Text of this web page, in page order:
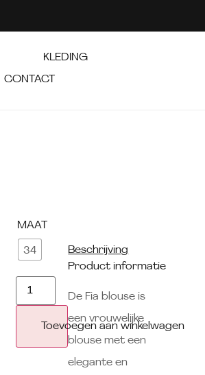
KLEDING
CONTACT
MAAT
34
Toevoegen aan winkelwagen
Beschrijving
Product informatie
De Fia blouse is
een vrouwelijke
blouse met een
elegante en